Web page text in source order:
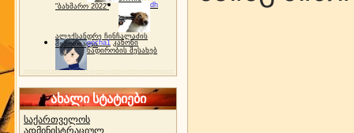
"ბახმარო 2022"
dh
ალექსანდრე ჩინჩალაძის
მემორიალიgocha1 კანონი
ნადირობის შესახებ
ახალი სტატიები
საქართველოს
ადმინისტრაციულ